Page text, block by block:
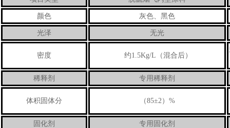
颜色 灰色、黑色
光泽 无光
密度 约1.5Kg/L（混合后）
稀释剂 专用稀释剂
体积固体分 （85±2）%
固化剂 专用固化剂